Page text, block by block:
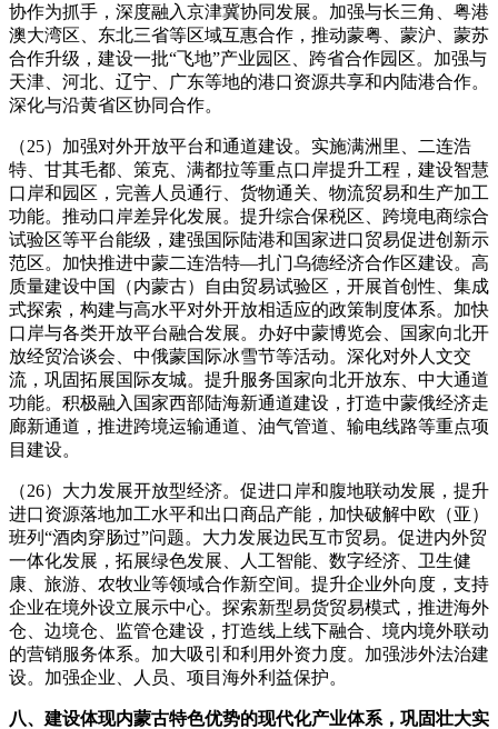
协作为抓手，深度融入京津冀协同发展。加强与长三角、粤港
澳大湾区、东北三省等区域互惠合作，推动蒙粤、蒙沪、蒙苏
合作升级，建设一批“飞地”产业园区、跨省合作园区。加强与
天津、河北、辽宁、广东等地的港口资源共享和内陆港合作。
深化与沿黄省区协同合作。
（25）加强对外开放平台和通道建设。实施满洲里、二连浩
特、甘其毛都、策克、满都拉等重点口岸提升工程，建设智慧
口岸和园区，完善人员通行、货物通关、物流贸易和生产加工
功能。推动口岸差异化发展。提升综合保税区、跨境电商综合
试验区等平台能级，建强国际陆港和国家进口贸易促进创新示
范区。加快推进中蒙二连浩特—扎门乌德经济合作区建设。高
质量建设中国（内蒙古）自由贸易试验区，开展首创性、集成
式探索，构建与高水平对外开放相适应的政策制度体系。加快
口岸与各类开放平台融合发展。办好中蒙博览会、国家向北开
放经贸洽谈会、中俄蒙国际冰雪节等活动。深化对外人文交
流，巩固拓展国际友城。提升服务国家向北开放东、中大通道
功能。积极融入国家西部陆海新通道建设，打造中蒙俄经济走
廊新通道，推进跨境运输通道、油气管道、输电线路等重点项
目建设。
（26）大力发展开放型经济。促进口岸和腹地联动发展，提升
进口资源落地加工水平和出口商品产能，加快破解中欧（亚）
班列“酒肉穿肠过”问题。大力发展边民互市贸易。促进内外贸
一体化发展，拓展绿色发展、人工智能、数字经济、卫生健
康、旅游、农牧业等领域合作新空间。提升企业外向度，支持
企业在境外设立展示中心。探索新型易货贸易模式，推进海外
仓、边境仓、监管仓建设，打造线上线下融合、境内境外联动
的营销服务体系。加大吸引和利用外资力度。加强涉外法治建
设。加强企业、人员、项目海外利益保护。
八、建设体现内蒙古特色优势的现代化产业体系，巩固壮大实